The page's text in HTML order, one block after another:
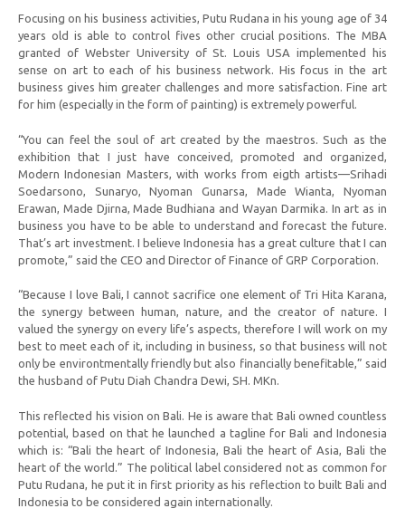
Focusing on his business activities, Putu Rudana in his young age of 34
years old is able to control fives other crucial positions. The MBA
granted of Webster University of St. Louis USA implemented his
sense on art to each of his business network. His focus in the art
business gives him greater challenges and more satisfaction. Fine art
for him (especially in the form of painting) is extremely powerful.
“You can feel the soul of art created by the maestros. Such as the
exhibition that I just have conceived, promoted and organized,
Modern Indonesian Masters, with works from eigth artists—Srihadi
Soedarsono, Sunaryo, Nyoman Gunarsa, Made Wianta, Nyoman
Erawan, Made Djirna, Made Budhiana and Wayan Darmika. In art as in
business you have to be able to understand and forecast the future.
That’s art investment. I believe Indonesia has a great culture that I can
promote,” said the CEO and Director of Finance of GRP Corporation.
“Because I love Bali, I cannot sacrifice one element of Tri Hita Karana,
the synergy between human, nature, and the creator of nature. I
valued the synergy on every life’s aspects, therefore I will work on my
best to meet each of it, including in business, so that business will not
only be environtmentally friendly but also financially benefitable,” said
the husband of Putu Diah Chandra Dewi, SH. MKn.
This reflected his vision on Bali. He is aware that Bali owned countless
potential, based on that he launched a tagline for Bali and Indonesia
which is: “Bali the heart of Indonesia, Bali the heart of Asia, Bali the
heart of the world.” The political label considered not as common for
Putu Rudana, he put it in first priority as his reflection to built Bali and
Indonesia to be considered again internationally.